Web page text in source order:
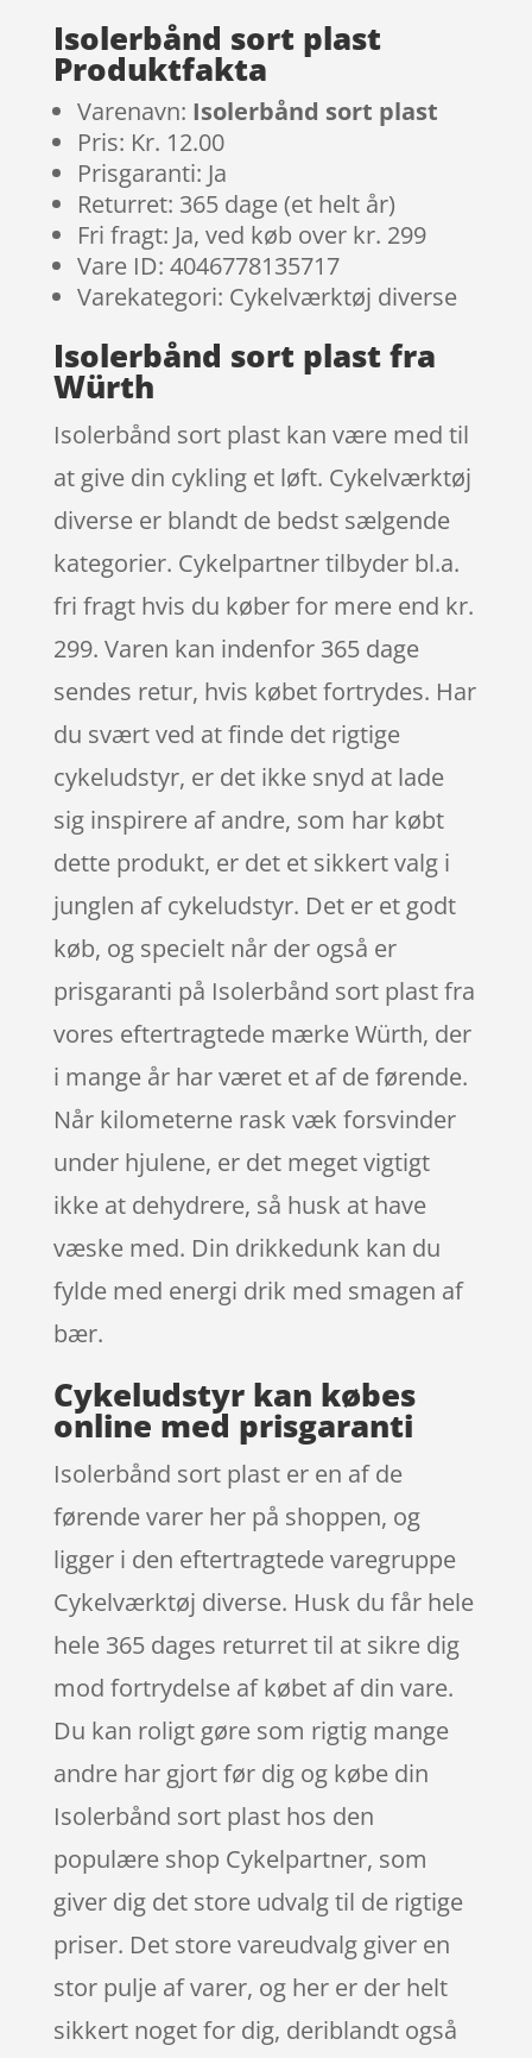
Isolerbånd sort plast
Produktfakta
Varenavn: Isolerbånd sort plast
Pris: Kr. 12.00
Prisgaranti: Ja
Returret: 365 dage (et helt år)
Fri fragt: Ja, ved køb over kr. 299
Vare ID: 4046778135717
Varekategori: Cykelværktøj diverse
Isolerbånd sort plast fra
Würth
Isolerbånd sort plast kan være med til
at give din cykling et løft. Cykelværktøj
diverse er blandt de bedst sælgende
kategorier. Cykelpartner tilbyder bl.a.
fri fragt hvis du køber for mere end kr.
299. Varen kan indenfor 365 dage
sendes retur, hvis købet fortrydes. Har
du svært ved at finde det rigtige
cykeludstyr, er det ikke snyd at lade
sig inspirere af andre, som har købt
dette produkt, er det et sikkert valg i
junglen af cykeludstyr. Det er et godt
køb, og specielt når der også er
prisgaranti på Isolerbånd sort plast fra
vores eftertragtede mærke Würth, der
i mange år har været et af de førende.
Når kilometerne rask væk forsvinder
under hjulene, er det meget vigtigt
ikke at dehydrere, så husk at have
væske med. Din drikkedunk kan du
fylde med energi drik med smagen af
bær.
Cykeludstyr kan købes
online med prisgaranti
Isolerbånd sort plast er en af de
førende varer her på shoppen, og
ligger i den eftertragtede varegruppe
Cykelværktøj diverse. Husk du får hele
hele 365 dages returret til at sikre dig
mod fortrydelse af købet af din vare.
Du kan roligt gøre som rigtig mange
andre har gjort før dig og købe din
Isolerbånd sort plast hos den
populære shop Cykelpartner, som
giver dig det store udvalg til de rigtige
priser. Det store vareudvalg giver en
stor pulje af varer, og her er der helt
sikkert noget for dig, deriblandt også